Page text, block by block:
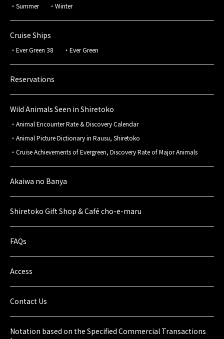
Summer Winter
Cruise Ships
Ever Green 38 Ever Green
Reservations
Wild Animals Seen in Shiretoko
Animal Encounter Rate & Discovery Calendar
Animal Picture Dictionary in Rausu, Shiretoko
Cruise Achievements of Evergreen, Discovery Rate of Major Animals
Akaiwa no Banya
Shiretoko Gift Shop & Café cho-e-maru
FAQs
Access
Contact Us
Notation based on the Specified Commercial Transactions